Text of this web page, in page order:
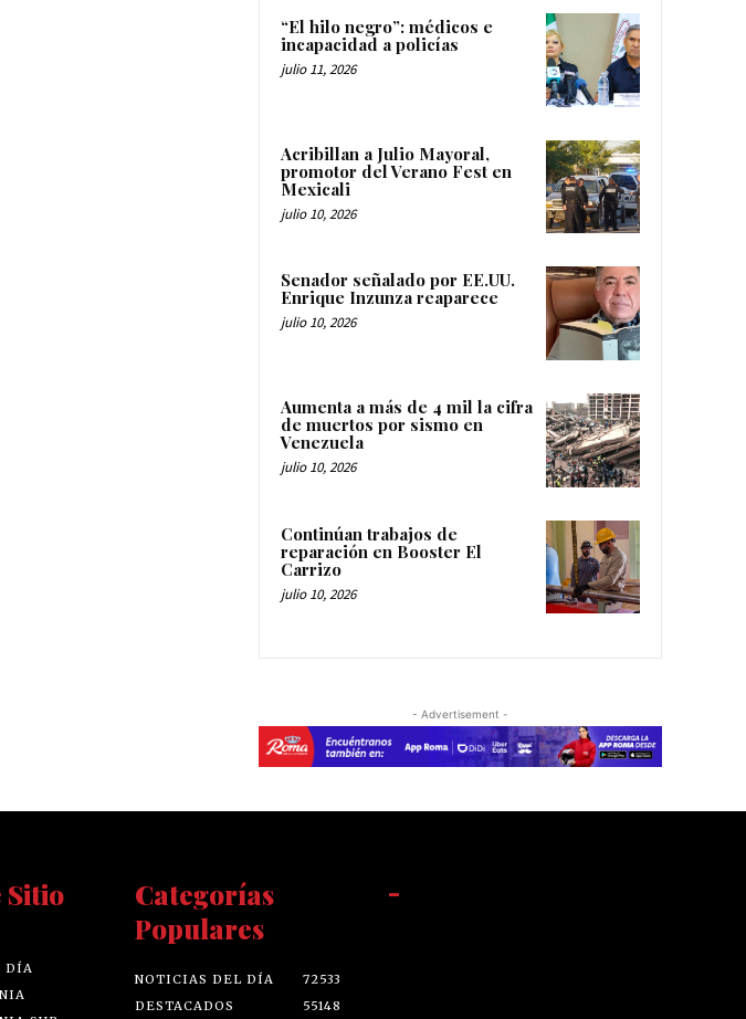
“El hilo negro”: médicos e
incapacidad a policías
julio 11, 2026
Acribillan a Julio Mayoral,
promotor del Verano Fest en
Mexicali
julio 10, 2026
Senador señalado por EE.UU.
Enrique Inzunza reaparece
julio 10, 2026
Aumenta a más de 4 mil la cifra
de muertos por sismo en
Venezuela
julio 10, 2026
Continúan trabajos de
reparación en Booster El
Carrizo
julio 10, 2026
- Advertisement -
Sitio
DÍA
Categorías
Populares
NOTICIAS DEL DÍA
72533
DESTACADOS
55148
-